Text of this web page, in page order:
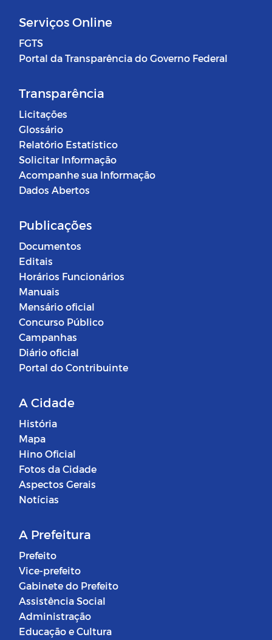
Serviços Online
FGTS
Portal da Transparência do Governo Federal
Transparência
Licitações
Glossário
Relatório Estatístico
Solicitar Informação
Acompanhe sua Informação
Dados Abertos
Publicações
Documentos
Editais
Horários Funcionários
Manuais
Mensário oficial
Concurso Público
Campanhas
Diário oficial
Portal do Contribuinte
A Cidade
História
Mapa
Hino Oficial
Fotos da Cidade
Aspectos Gerais
Notícias
A Prefeitura
Prefeito
Vice-prefeito
Gabinete do Prefeito
Assistência Social
Administração
Educação e Cultura